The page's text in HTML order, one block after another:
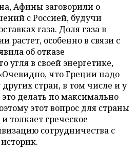
Афины заговорили о
с Россией, будучи
газа. Доля газа в
растет, особенно в связи с
об отказе
угля в своей энергетике,
что Греции надо
других стран, в том числе и у
делать по максимально
этот вопрос для страны
толкает греческое
сотрудничества с